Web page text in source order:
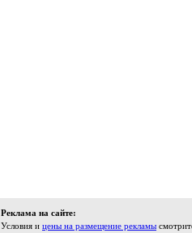
Реклама на сайте:
Условия и цены на размещение рекламы